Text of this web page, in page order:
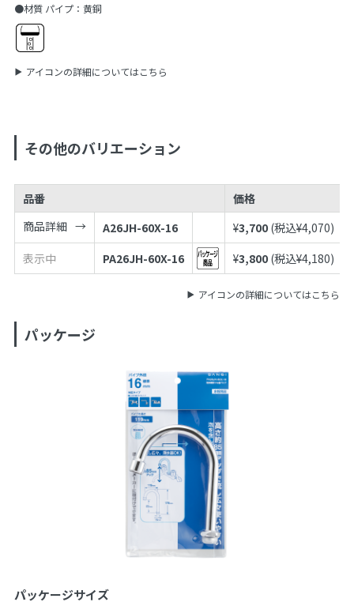
●材質 パイプ：黄銅
アイコンの詳細についてはこちら
その他のバリエーション
品番 価格
商品詳細
A26JH-60X-16 ¥3,700 (税込¥4,070)
表示中
PA26JH-60X-16 ¥3,800 (税込¥4,180)
アイコンの詳細についてはこちら
パッケージ
パッケージサイズ